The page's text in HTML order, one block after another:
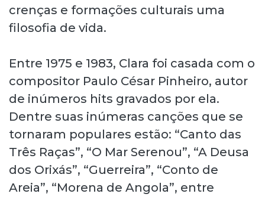
crenças e formações culturais uma
filosofia de vida.
Entre 1975 e 1983, Clara foi casada com o
compositor Paulo César Pinheiro, autor
de inúmeros hits gravados por ela.
Dentre suas inúmeras canções que se
tornaram populares estão: “Canto das
Três Raças”, “O Mar Serenou”, “A Deusa
dos Orixás”, “Guerreira”, “Conto de
Areia”, “Morena de Angola”, entre